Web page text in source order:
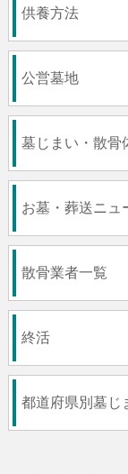
供養方法
公営墓地
墓じまい・散骨
お墓・葬送ニュ
散骨業者一覧
終活
都道府県別墓じ